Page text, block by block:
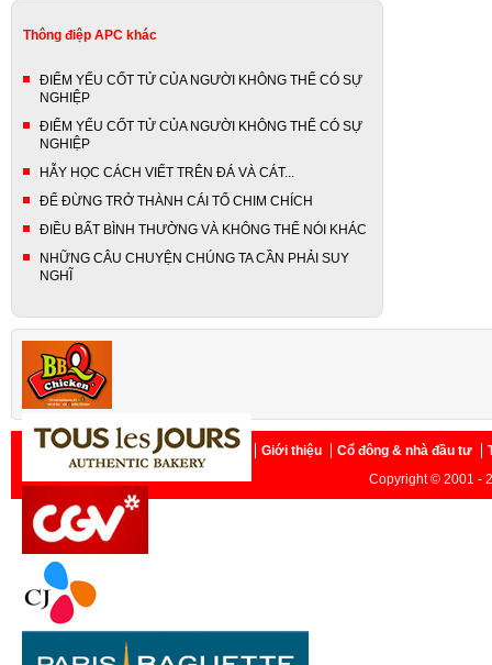
Thông điệp APC khác
ĐIỂM YẾU CỐT TỬ CỦA NGƯỜI KHÔNG THỂ CÓ SỰ
NGHIỆP
ĐIỂM YẾU CỐT TỬ CỦA NGƯỜI KHÔNG THỂ CÓ SỰ
NGHIỆP
HẪY HỌC CÁCH VIẾT TRÊN ĐÁ VÀ CÁT...
ĐỂ ĐỪNG TRỞ THÀNH CÁI TỔ CHIM CHÍCH
ĐIỀU BẤT BÌNH THƯỜNG VÀ KHÔNG THỂ NÓI KHÁC
NHỮNG CÂU CHUYỆN CHÚNG TA CẦN PHẢI SUY
NGHĨ
Trang chủ Giới thiệu Cổ đông & nhà đầu tư
Copyright © 2001 -